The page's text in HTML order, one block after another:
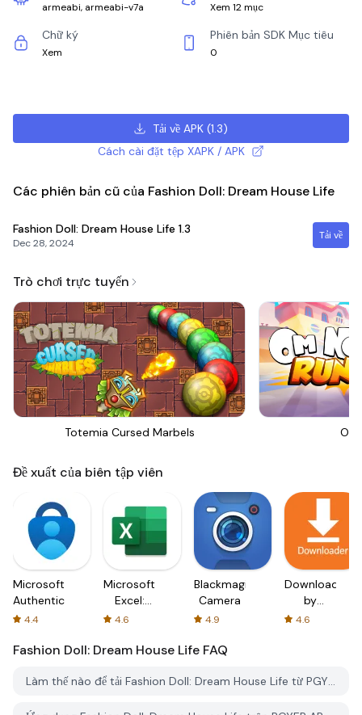
armeabi, armeabi-v7a Xem 12 mục
Chữ ký
Xem
Phiên bản SDK Mục tiêu
0
Tải về APK (1.3)
Cách cài đặt tệp XAPK / APK
Các phiên bản cũ của Fashion Doll: Dream House Life
Fashion Doll: Dream House Life 1.3
Dec 28, 2024
Tải về
Trò chơi trực tuyến
Totemia Cursed Marbels Om
Đề xuất của biên tập viên
Microsoft
Authenticator
4.4
Microsoft
Excel:
Spreadsheets
4.6
Blackmagic
Camera
4.9
Downloader
by
AFTVnews
4.6
Fashion Doll: Dream House Life FAQ
Làm thế nào để tải Fashion Doll: Dream House Life từ PGYER APK HUB?